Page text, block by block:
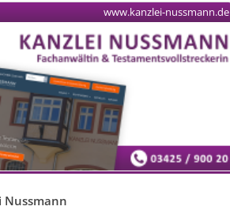
Nussmann
www.kanzlei-nussmann.de